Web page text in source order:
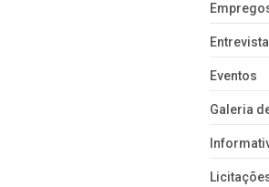
Eventos
Galeria